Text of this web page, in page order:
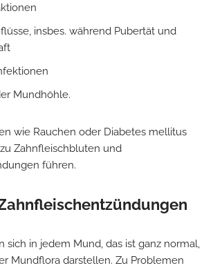
insbes. während Pubertät und
Mundhöhle.
wie Rauchen oder Diabetes mellitus
Zahnfleischbluten und
führen.
sich in jedem Mund, das ist ganz normal,
Mundflora darstellen. Zu Problemen